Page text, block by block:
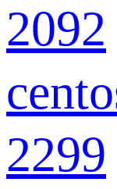
2092
2299